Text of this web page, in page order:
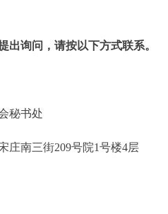
询问，请按以下方式联系。
秘书处
南三街209号院1号楼4层